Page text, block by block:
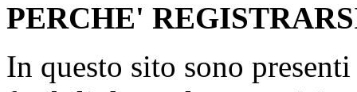
PERCHE'
In questo sito sono